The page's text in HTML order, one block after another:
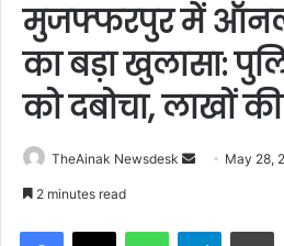
मुजफ्फरपुर में
का बड़ा खुलासा:
को दबोचा, लाखों
TheAinak Newsdesk May 28,
2 minutes read
Telegram